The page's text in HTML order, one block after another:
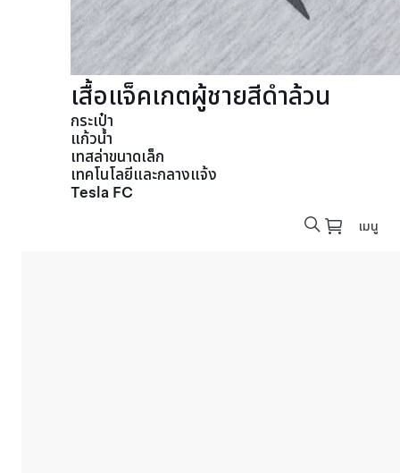
เสื้อแจ็คเกตผู้ชายสีดำล้วน
กระเป๋า
แก้วน้ำ
เทสล่าขนาดเล็ก
เทคโนโลยีและกลางแจ้ง
Tesla FC
เมนู